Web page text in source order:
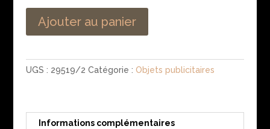
Ajouter au panier
UGS : 29519/2 Catégorie : Objets publicitaires
Informations complémentaires